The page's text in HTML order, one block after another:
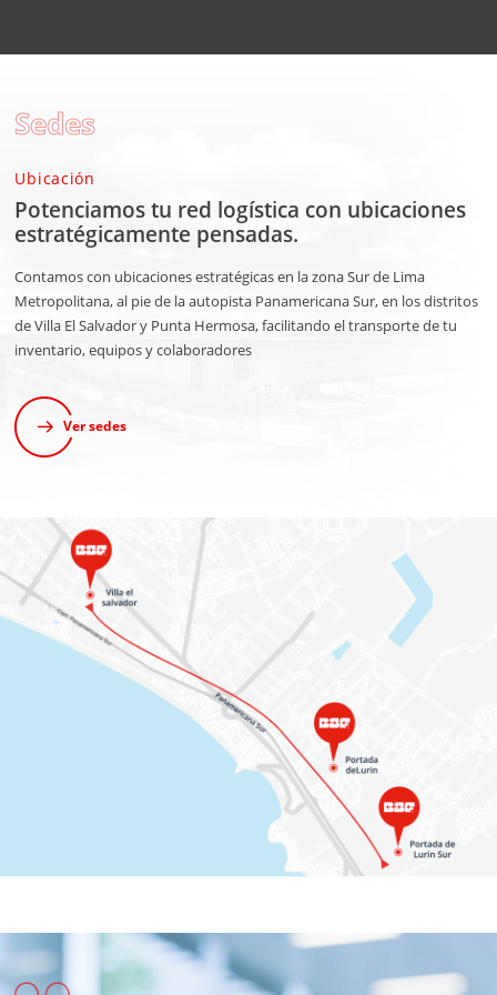
Sedes
Ubicación
Potenciamos tu red logística con ubicaciones
estratégicamente pensadas.
Contamos con ubicaciones estratégicas en la zona Sur de Lima
Metropolitana, al pie de la autopista Panamericana Sur, en los distritos
de Villa El Salvador y Punta Hermosa, facilitando el transporte de tu
inventario, equipos y colaboradores
Ver sedes